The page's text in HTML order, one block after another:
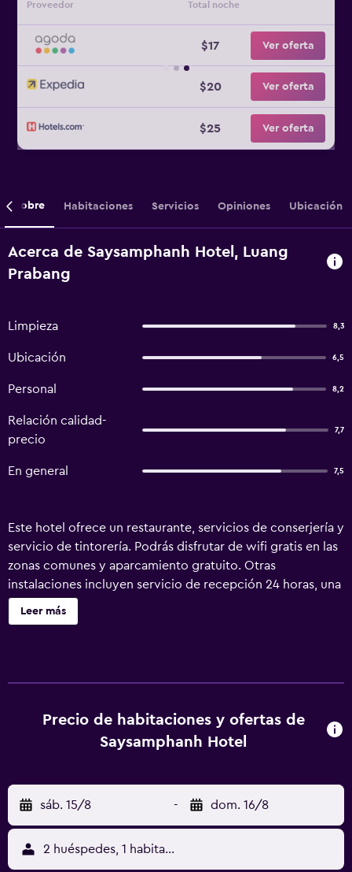
Proveedor Total noche
$17 Ver oferta
$20 Ver oferta
$25 Ver oferta
Sobre Habitaciones Servicios Opiniones Ubicación
Acerca de Saysamphanh Hotel, Luang
Prabang
Limpieza 8,3
Ubicación 6,5
Personal 8,2
Relación calidad-
precio
7,7
En general 7,5
Este hotel ofrece un restaurante, servicios de conserjería y
servicio de tintorería. Podrás disfrutar de wifi gratis en las
zonas comunes y aparcamiento gratuito. Otras
instalaciones incluyen servicio de recepción 24 horas, una
sala de ordenadores y asistencia turística y para la compra
de entradas. Saysamphanh Hotel ofrece 31 alojamientos
acceso a Internet wifi gratis. Los servicios para las
personas de negocios incluyen escritorio y teléfono. Se
Leer más
Precio de habitaciones y ofertas de
Saysamphanh Hotel
sáb. 15/8 - dom. 16/8
2 huéspedes, 1 habitación